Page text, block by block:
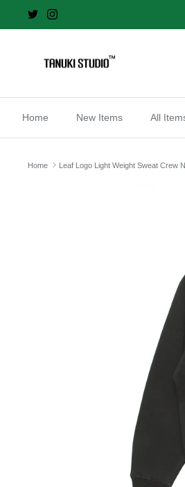
Home New Items All
Home Leaf Logo Light Weight Sweat Crew